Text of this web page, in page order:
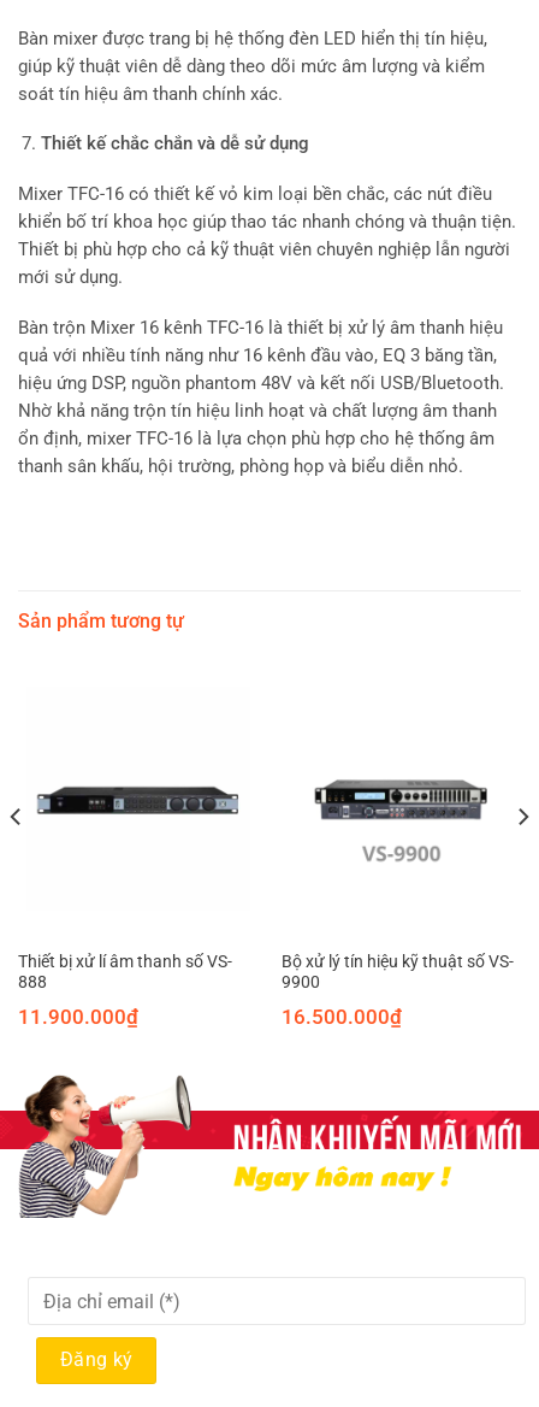
Bàn mixer được trang bị hệ thống đèn LED hiển thị tín hiệu,
giúp kỹ thuật viên dễ dàng theo dõi mức âm lượng và kiểm
soát tín hiệu âm thanh chính xác.
Thiết kế chắc chắn và dễ sử dụng
Mixer TFC-16 có thiết kế vỏ kim loại bền chắc, các nút điều
khiển bố trí khoa học giúp thao tác nhanh chóng và thuận tiện.
Thiết bị phù hợp cho cả kỹ thuật viên chuyên nghiệp lẫn người
mới sử dụng.
Bàn trộn Mixer 16 kênh TFC-16 là thiết bị xử lý âm thanh hiệu
quả với nhiều tính năng như 16 kênh đầu vào, EQ 3 băng tần,
hiệu ứng DSP, nguồn phantom 48V và kết nối USB/Bluetooth.
Nhờ khả năng trộn tín hiệu linh hoạt và chất lượng âm thanh
ổn định, mixer TFC-16 là lựa chọn phù hợp cho hệ thống âm
thanh sân khấu, hội trường, phòng họp và biểu diễn nhỏ.
Sản phẩm tương tự
Thiết bị xử lí âm thanh số VS-
888
11.900.000₫
Bộ xử lý tín hiệu kỹ thuật số VS-
9900
16.500.000₫